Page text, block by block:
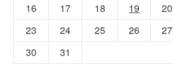
16
17 18 19 20
23
24 25 26 27
30
31